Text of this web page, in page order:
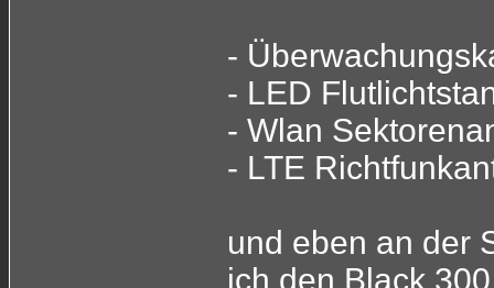
-
- LED
- Wlan
- LTE
und eben an der
ich den Black